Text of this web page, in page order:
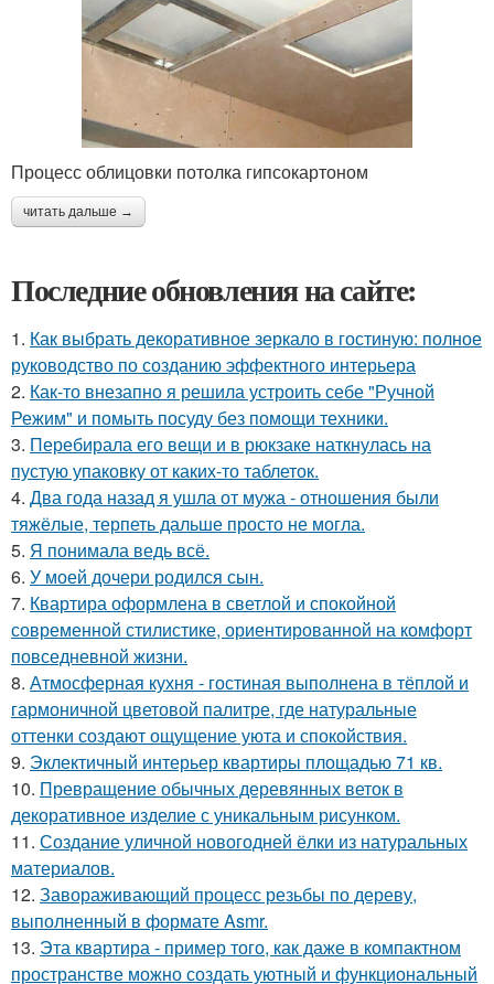
Процесс облицовки потолка гипсокартоном
читать дальше →
Последние обновления на сайте:
1. Как выбрать декоративное зеркало в гостиную: полное
руководство по созданию эффектного интерьера
2. Как-то внезапно я решила устроить себе "Ручной
Режим" и помыть посуду без помощи техники.
3. Перебирала его вещи и в рюкзаке наткнулась на
пустую упаковку от каких-то таблеток.
4. Два года назад я ушла от мужа - отношения были
тяжёлые, терпеть дальше просто не могла.
5. Я понимала ведь всё.
6. У моей дочери родился сын.
7. Квартира оформлена в светлой и спокойной
современной стилистике, ориентированной на комфорт
повседневной жизни.
8. Атмосферная кухня - гостиная выполнена в тёплой и
гармоничной цветовой палитре, где натуральные
оттенки создают ощущение уюта и спокойствия.
9. Эклектичный интерьер квартиры площадью 71 кв.
10. Превращение обычных деревянных веток в
декоративное изделие с уникальным рисунком.
11. Создание уличной новогодней ёлки из натуральных
материалов.
12. Завораживающий процесс резьбы по дереву,
выполненный в формате Asmr.
13. Эта квартира - пример того, как даже в компактном
пространстве можно создать уютный и функциональный